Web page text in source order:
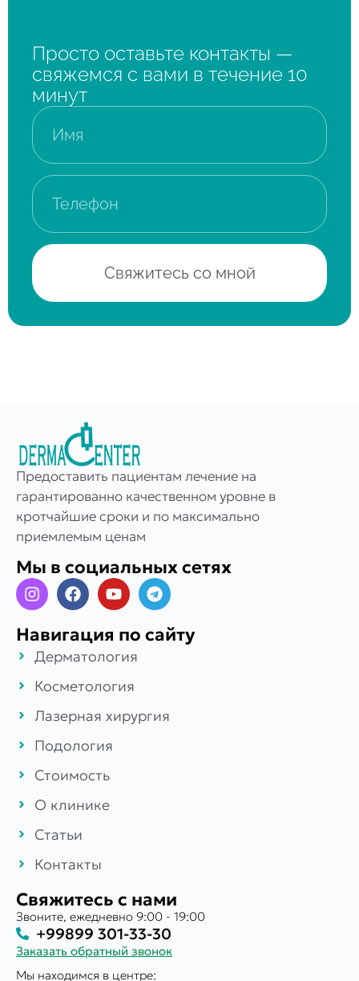
Просто оставьте контакты —
свяжемся с вами в течение 10
минут
Свяжитесь со мной
Предоставить пациентам лечение на
гарантированно качественном уровне в
кротчайшие сроки и по максимально
приемлемым ценам
Мы в социальных сетях
Навигация по сайту
Дерматология
Косметология
Лазерная хирургия
Подология
Стоимость
О клинике
Статьи
Контакты
Свяжитесь с нами
Звоните, ежедневно 9:00 - 19:00
+99899 301-33-30
Заказать обратный звонок
Мы находимся в центре: